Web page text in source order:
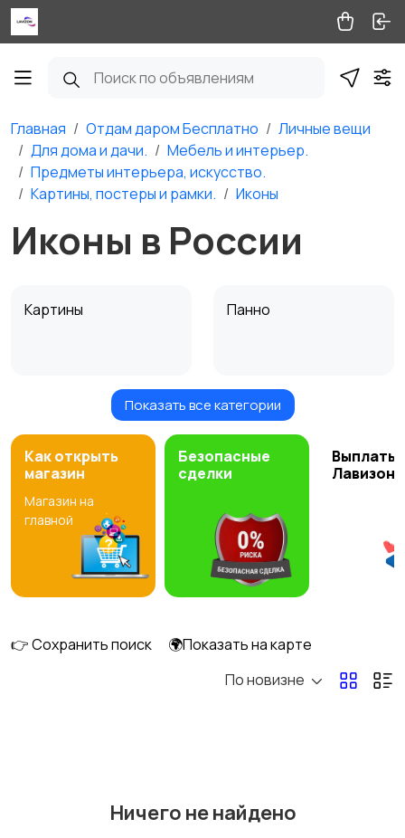
Главная Отдам даром Бесплатно
Личные вещи
Для дома и дачи.
Мебель и интерьер.
Предметы интерьера, искусство.
Картины, постеры и рамки.
Иконы
Иконы в России
Картины Панно
Постеры и таблички
Показать все категории
Как открыть
магазин
Магазин на
главной
Безопасные
сделки
Выплаты
Лавизон
👉 Сохранить поиск
🌍Показать на карте
По новизне
Ничего не найдено